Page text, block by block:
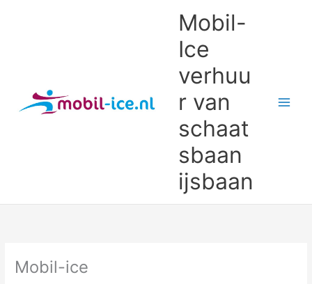
Mobil-
Ice
verhuu
r van
schaat
sbaan
ijsbaan
Mobil-ice